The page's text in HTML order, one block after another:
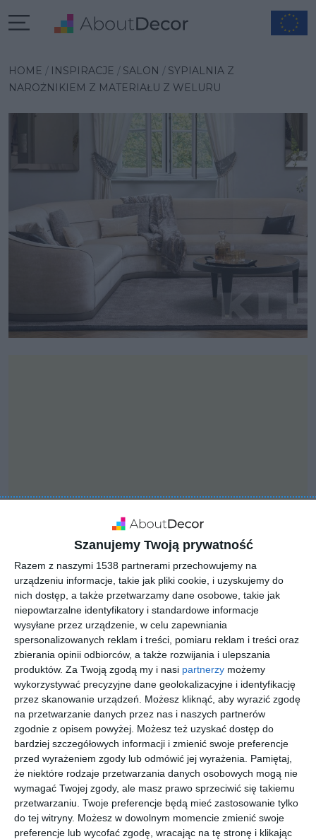
Szanujemy Twoją prywatność
Razem z naszymi 1538 partnerami przechowujemy na
urządzeniu informacje, takie jak pliki cookie, i uzyskujemy do
nich dostęp, a także przetwarzamy dane osobowe, takie jak
niepowtarzalne identyfikatory i standardowe informacje
wysyłane przez urządzenie, w celu zapewniania
spersonalizowanych reklam i treści, pomiaru reklam i treści oraz
zbierania opinii odbiorców, a także rozwijania i ulepszania
produktów. Za Twoją zgodą my i nasi partnerzy możemy
wykorzystywać precyzyjne dane geolokalizacyjne i identyfikację
przez skanowanie urządzeń. Możesz kliknąć, aby wyrazić zgodę
na przetwarzanie danych przez nas i naszych partnerów
zgodnie z opisem powyżej. Możesz też uzyskać dostęp do
bardziej szczegółowych informacji i zmienić swoje preferencje
przed wyrażeniem zgody lub odmówić jej wyrażenia.
Pamiętaj,
że niektóre rodzaje przetwarzania danych osobowych mogą nie
wymagać Twojej zgody, ale masz prawo sprzeciwić się takiemu
przetwarzaniu. Twoje preferencje będą mieć zastosowanie tylko
do tej witryny. Możesz w dowolnym momencie zmienić swoje
preferencje lub wycofać zgodę, wracając na tę stronę i klikając
HOME INSPIRACJE SALON
SYPIALNIA Z
NAROŻNIKIEM Z MATERIAŁU Z WELURU
INSPIRACJA
Sypialnia z narożnikiem z
materiału z weluru
Sypialnia z narożnikiem z materiału z weluru oraz z okrągłym
stolikiem kawowym.
AUTOR:Kler
DODAJ DO ULUBIONYCH
UDOSTĘPNIJ
Pozostałe zdjęcia w projekcie:
Styl nowoczesny we
wnętrzu